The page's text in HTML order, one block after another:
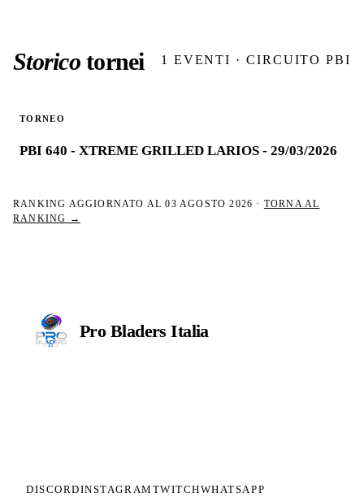
Storicotornei 1 EVENTI · CIRCUITO PBI
TORNEO
PBI 640 - XTREME GRILLED LARIOS - 29/03/2026
RANKING AGGIORNATO AL03 AGOSTO 2026 · TORNA AL
RANKING →
Pro BladersItalia
DISCORDINSTAGRAM TWITCHWHATSAPP